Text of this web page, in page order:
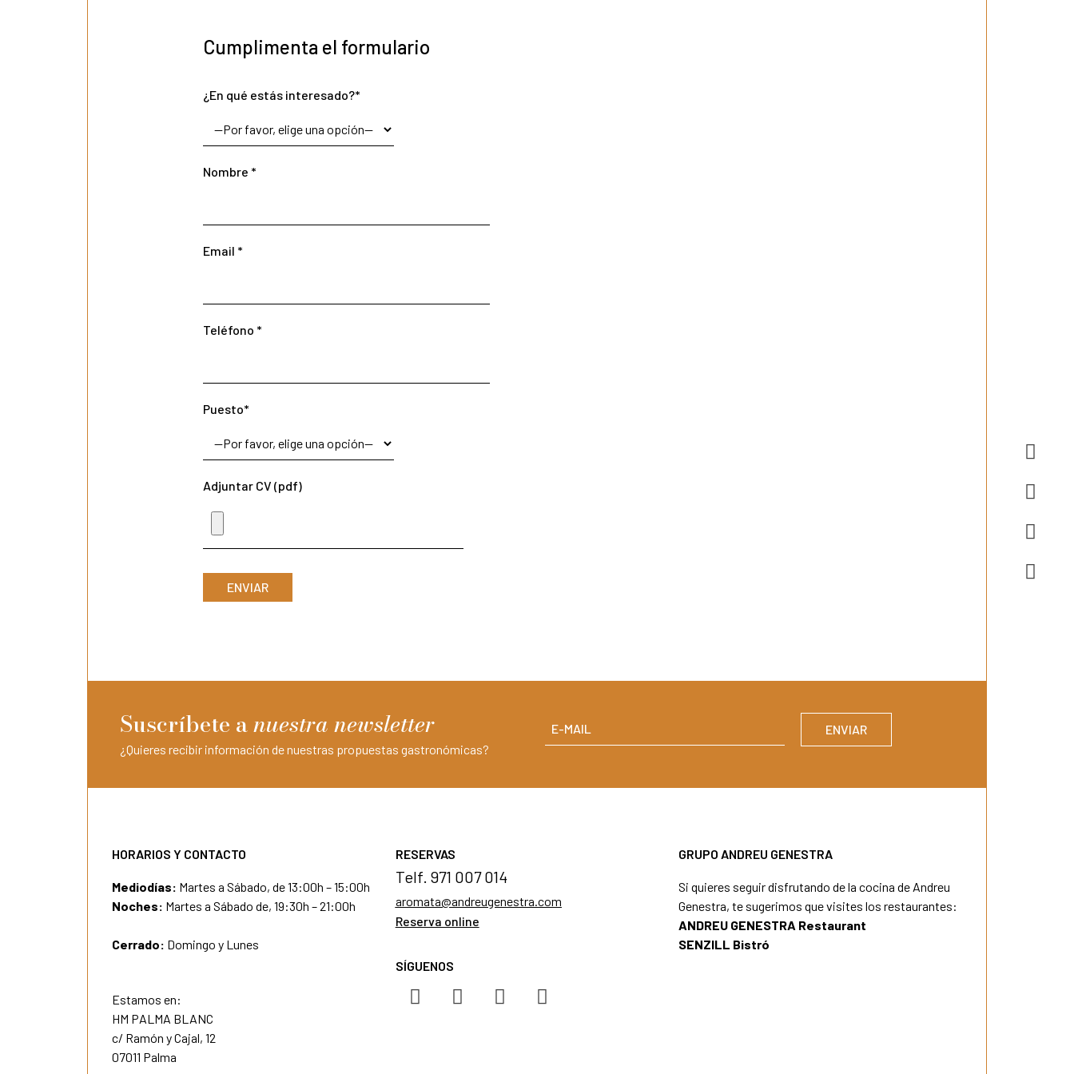
Cumplimenta el formulario
¿En qué estás interesado?*
Nombre *
Email *
Teléfono *
Puesto*
Adjuntar CV (pdf)
Suscríbete anuestra newsletter
¿Quieres recibir información de nuestras propuestas gastronómicas?
HORARIOS Y CONTACTO
Mediodías: Martes a Sábado, de 13:00h – 15:00h
Noches: Martes a Sábado de, 19:30h – 21:00h
Cerrado: Domingo y Lunes
Estamos en:
HM PALMA BLANC
c/ Ramón y Cajal, 12
07011 Palma
RESERVAS
Telf. 971 007 014
aromata@andreugenestra.com
Reserva online
SÍGUENOS
GRUPO ANDREU GENESTRA
Si quieres seguir disfrutando de la cocina de Andreu
Genestra, te sugerimos que visites los restaurantes:
ANDREU GENESTRA Restaurant
SENZILL Bistró